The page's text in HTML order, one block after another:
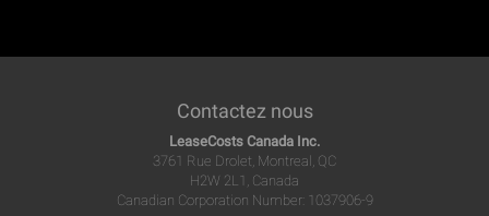
Contactez nous
LeaseCosts Canada Inc.
3761 Rue Drolet, Montreal, QC
H2W 2L1, Canada
Canadian Corporation Number: 1037906-9